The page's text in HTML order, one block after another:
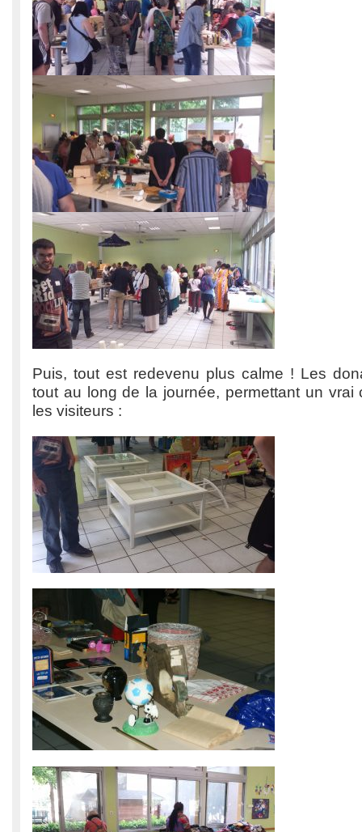
Puis, tout est redevenu plus calme ! Les
tout au long de la journée, permettant un vrai
les visiteurs :